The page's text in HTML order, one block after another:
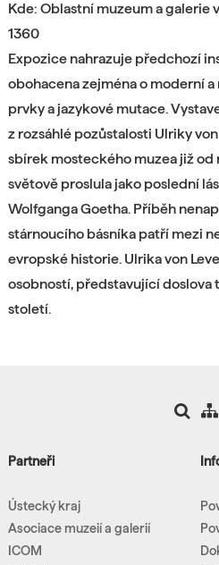
Kde: Oblastní muzeum a galerie
1360
Expozice nahrazuje předchozí
obohacena zejména o moderní
prvky a jazykové mutace.
z rozsáhlé pozůstalosti Ulriky
sbírek mosteckého muzea již od
světově proslula jako poslední
Wolfganga Goetha. Příběh
stárnoucího básníka patří mezi
evropské historie. Ulrika von
osobností, představující doslova
století.
Partneři
Ústecký kraj
Asociace muzeií a galerií
ICOM